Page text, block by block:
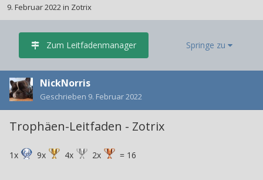
9. Februar 2022in Zotrix
Zum Leitfadenmanager Springe zu
NickNorris
Geschrieben 9. Februar 2022
Trophäen-Leitfaden - Zotrix
1x 9x 4x 2x = 16